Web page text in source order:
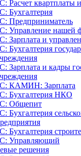
Расчет квартплаты
Бухгалтерия
Предприниматель
Управление нашей
Зарплата и
Бухгалтерия
Зарплата и кадры
КАМИН: Зарплата
Бухгалтерия НКО
Общепит
Бухгалтерия
Бухгалтерия
Управляющий
решения